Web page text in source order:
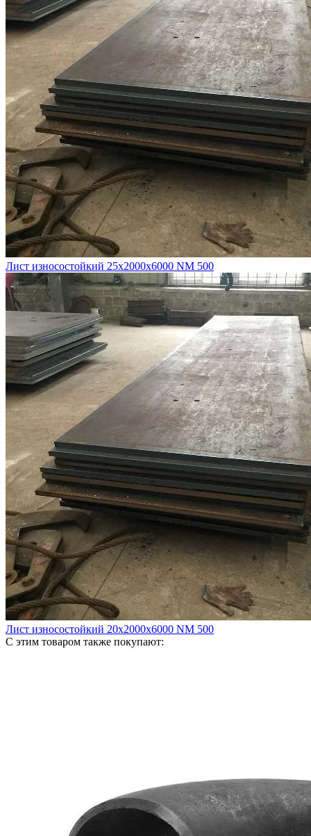
Лист износостойкий 25х2000х6000 NM 500
Лист износостойкий 20х2000х6000 NM 500
С этим товаром также покупают: